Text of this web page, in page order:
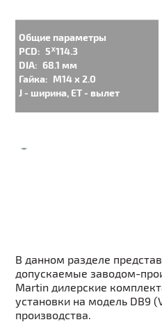
Общие параметры
PCD: 5ᕁ114.3
DIA: 68.1 мм
Гайка: M14 x 2.0
J - ширина, ET - вылет
В данном разделе
допускаемые заводом-
Martin дилерские
установки на модель DB9
производства.